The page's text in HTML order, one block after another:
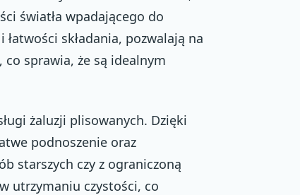
światła wpadającego do
składania, pozwalają na
sprawia, że są idealnym
żaluzji plisowanych. Dzięki
podnoszenie oraz
starszych czy z ograniczoną
utrzymaniu czystości, co